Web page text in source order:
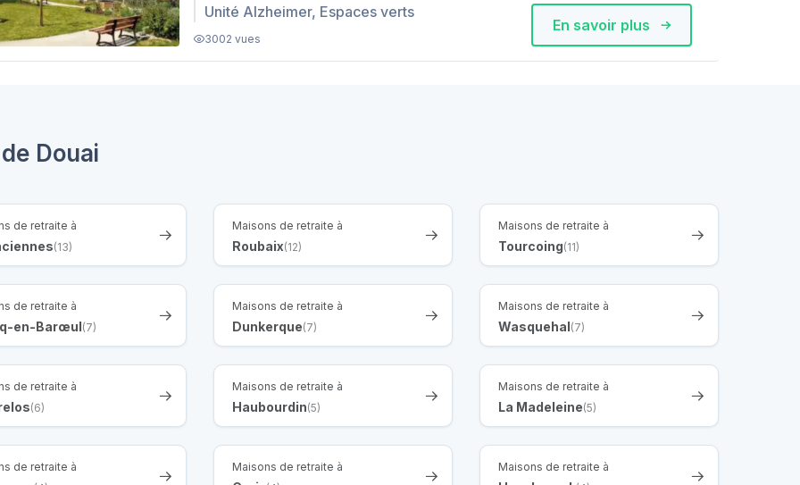
Unité Alzheimer, Espaces verts
3002 vues
En savoir plus
Douai
de retraite à
(13)
Maisons de retraite à
Roubaix(12)
Maisons de retraite à
Tourcoing(11)
de retraite à
en-Barœul(7)
Maisons de retraite à
Dunkerque(7)
Maisons de retraite à
Wasquehal(7)
de retraite à
(6)
Maisons de retraite à
Haubourdin(5)
Maisons de retraite à
La Madeleine(5)
de retraite à Maisons de retraite à Maisons de retraite à